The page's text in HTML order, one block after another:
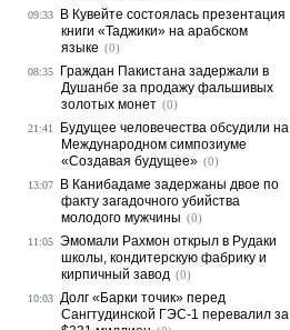
09:33
В Кувейте состоялась презентация
книги «Таджики» на арабском
языке (0)
08:35
Граждан Пакистана задержали в
Душанбе за продажу фальшивых
золотых монет (0)
21:41
Будущее человечества обсудили на
Международном симпозиуме
«Создавая будущее» (0)
13:07
В Канибадаме задержаны двое по
факту загадочного убийства
молодого мужчины (0)
11:05 Эмомали Рахмон открыл в Рудаки
школы, кондитерскую фабрику и
кирпичный завод (0)
10:03 Долг «Барки точик» перед
Сангтудинской ГЭС-1 перевалил за